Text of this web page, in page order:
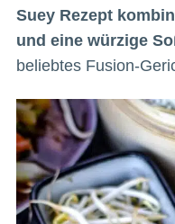
Suey Rezept
und eine würzige
beliebtes Fusion-